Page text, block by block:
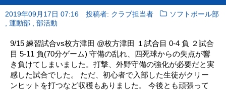
2019年09月17日 07:16 投稿者: クラブ担当者
ソフトボール部
運動部 部活動
9/15 練習試合vs枚方津田 @枚方津田 １試合目 0-4 負 ２試合
目 5-11 負(70分ゲーム) 守備の乱れ、四死球からの失点が響
き負けてしまいました。打撃、外野守備の強化が必要だと実
感した試合でした。 ただ、初心者で入部した生徒がクリー
ンヒットを打つなど収穫もありました。 今後とも頑張って